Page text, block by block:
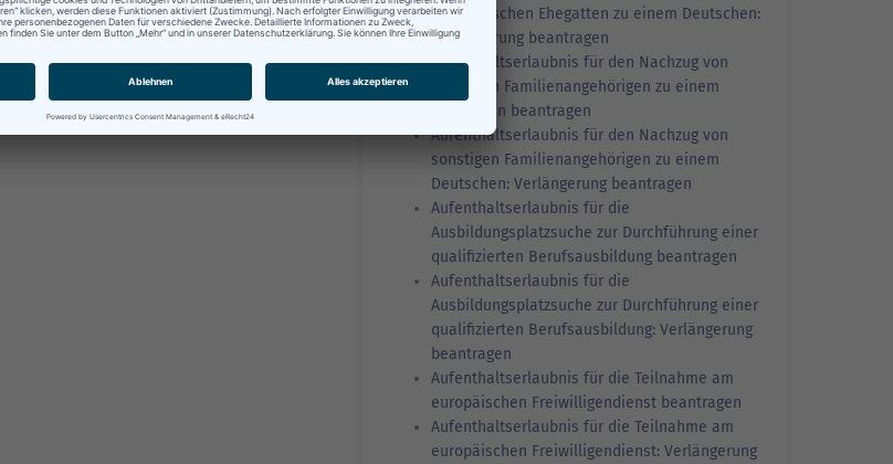
ausländischen Ehegatten zu einem Deutschen:
Verlängerung beantragen
Aufenthaltserlaubnis für den Nachzug von
sonstigen Familienangehörigen zu einem
Deutschen beantragen
Aufenthaltserlaubnis für den Nachzug von
sonstigen Familienangehörigen zu einem
Deutschen: Verlängerung beantragen
Aufenthaltserlaubnis für die
Ausbildungsplatzsuche zur Durchführung einer
qualifizierten Berufsausbildung beantragen
Aufenthaltserlaubnis für die
Ausbildungsplatzsuche zur Durchführung einer
qualifizierten Berufsausbildung: Verlängerung
beantragen
Aufenthaltserlaubnis für die Teilnahme am
europäischen Freiwilligendienst beantragen
Aufenthaltserlaubnis für die Teilnahme am
europäischen Freiwilligendienst: Verlängerung